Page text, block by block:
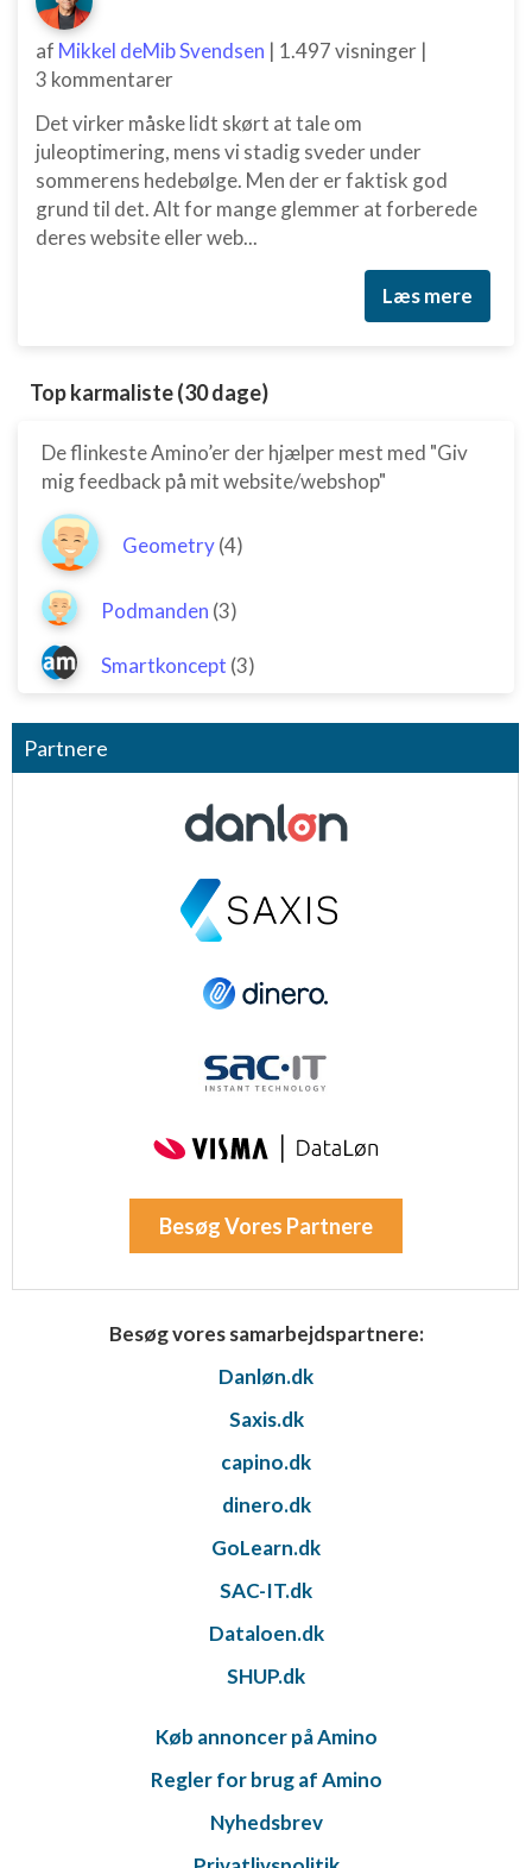
af Mikkel deMib Svendsen | 1.497 visninger |
3 kommentarer
Det virker måske lidt skørt at tale om
juleoptimering, mens vi stadig sveder under
sommerens hedebølge. Men der er faktisk god
grund til det. Alt for mange glemmer at forberede
deres website eller web...
Læs mere
Top karmaliste (30 dage)
De flinkeste Amino’er der hjælper mest med "Giv
mig feedback på mit website/webshop"
Geometry(4)
Podmanden (3)
Smartkoncept (3)
Partnere
Besøg Vores Partnere
Besøg vores samarbejdspartnere:
Danløn.dk
Saxis.dk
capino.dk
dinero.dk
GoLearn.dk
SAC-IT.dk
Dataloen.dk
SHUP.dk
Køb annoncer på Amino
Regler for brug af Amino
Nyhedsbrev